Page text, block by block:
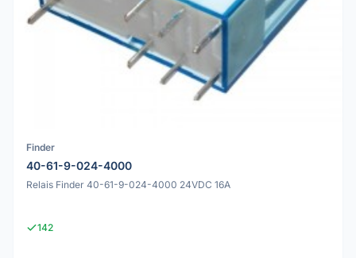
Finder
40-61-9-024-4000
Relais Finder 40-61-9-024-4000 24VDC 16A
142